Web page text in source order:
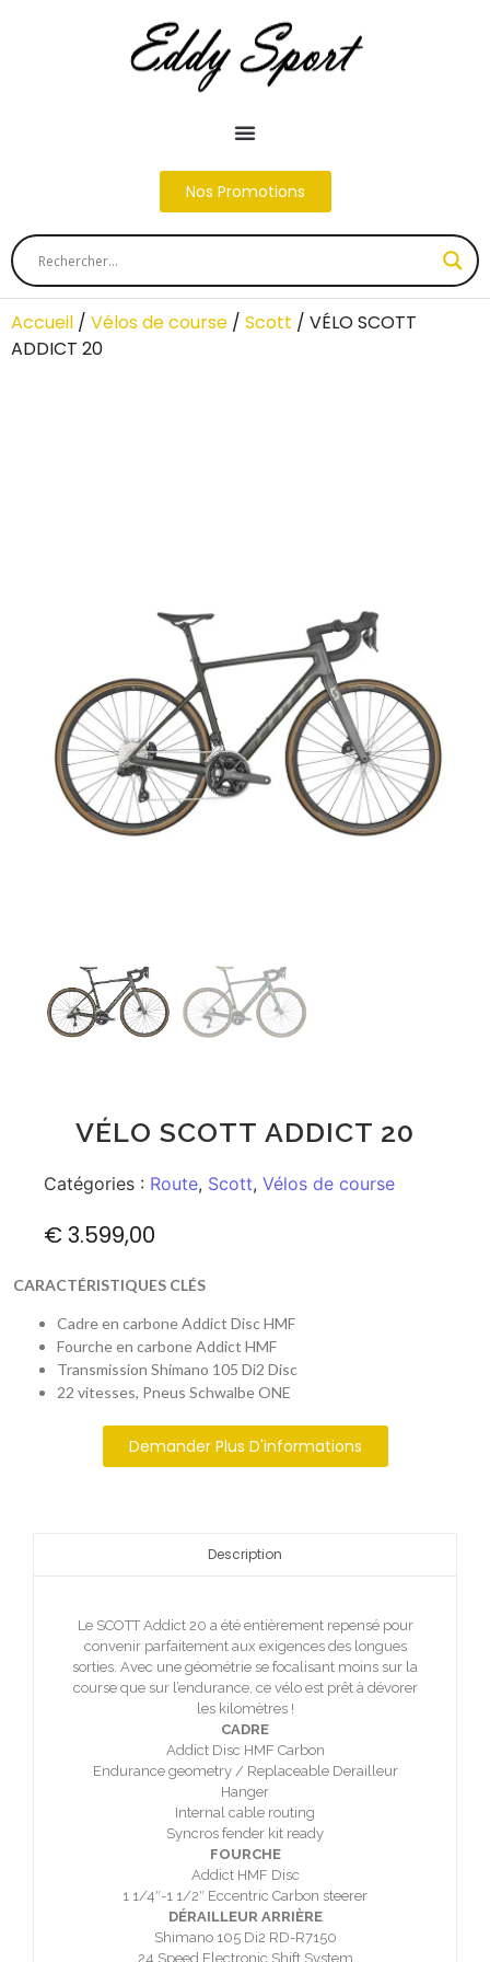
Nos Promotions
Accueil / Vélos de course / Scott / VÉLO SCOTT
ADDICT 20
VÉLO SCOTT ADDICT 20
Catégories : Route, Scott, Vélos de course
€3.599,00
CARACTÉRISTIQUES CLÉS
Cadre en carbone Addict Disc HMF
Fourche en carbone Addict HMF
Transmission Shimano 105 Di2 Disc
22 vitesses, Pneus Schwalbe ONE
Demander Plus D'informations
Description
Le SCOTT Addict 20 a été entièrement repensé pour
convenir parfaitement aux exigences des longues
sorties. Avec une géométrie se focalisant moins sur la
course que sur l’endurance, ce vélo est prêt à dévorer
les kilomètres !
CADRE
Addict Disc HMF Carbon
Endurance geometry / Replaceable Derailleur
Hanger
Internal cable routing
Syncros fender kit ready
FOURCHE
Addict HMF Disc
1 1/4″-1 1/2″ Eccentric Carbon steerer
DÉRAILLEUR ARRIÈRE
Shimano 105 Di2 RD-R7150
24 Speed Electronic Shift System